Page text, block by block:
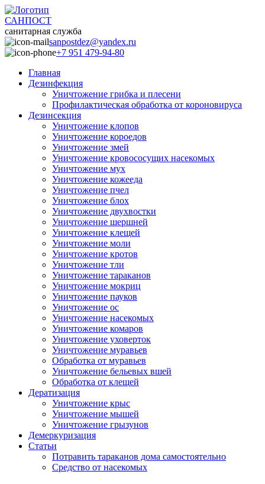
САНПОСТ
санитарная служба
sanpostdez@yandex.ru
+7 951 479-94-80
Главная
Дезинфекция
Уничтожение грибка и плесени
Профилактическая обработка от короновируса
Дезинсекция
Уничтожение клопов
Уничтожение короедов
Уничтожение змей
Уничтожение кровососущих насекомых
Уничтожение мух
Уничтожение кожееда
Уничтожение пчел
Уничтожение блох
Уничтожение двухвостки
Уничтожение шершней
Уничтожение клещей
Уничтожение моли
Уничтожение кротов
Уничтожение тли
Уничтожение тараканов
Уничтожение мокриц
Уничтожение пауков
Уничтожение ос
Уничтожение насекомых
Уничтожение комаров
Уничтожение уховерток
Уничтожение муравьев
Обработка от муравьев
Уничтожение бельевых вшей
Обработка от клещей
Дератизация
Уничтожение крыс
Уничтожение мышей
Уничтожение грызунов
Демеркуризация
Статьи
Потравить тараканов дома самостоятельно
Средство от насекомых